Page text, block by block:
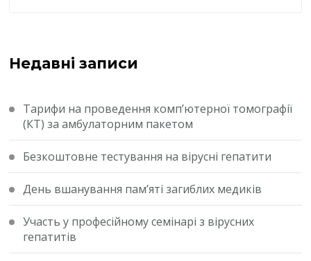
Недавні записи
Тарифи на проведення комп’ютерної томографії
(КТ) за амбулаторним пакетом
Безкоштовне тестування на вірусні гепатити
День вшанування пам’яті загиблих медиків
Участь у професійному семінарі з вірусних
гепатитів